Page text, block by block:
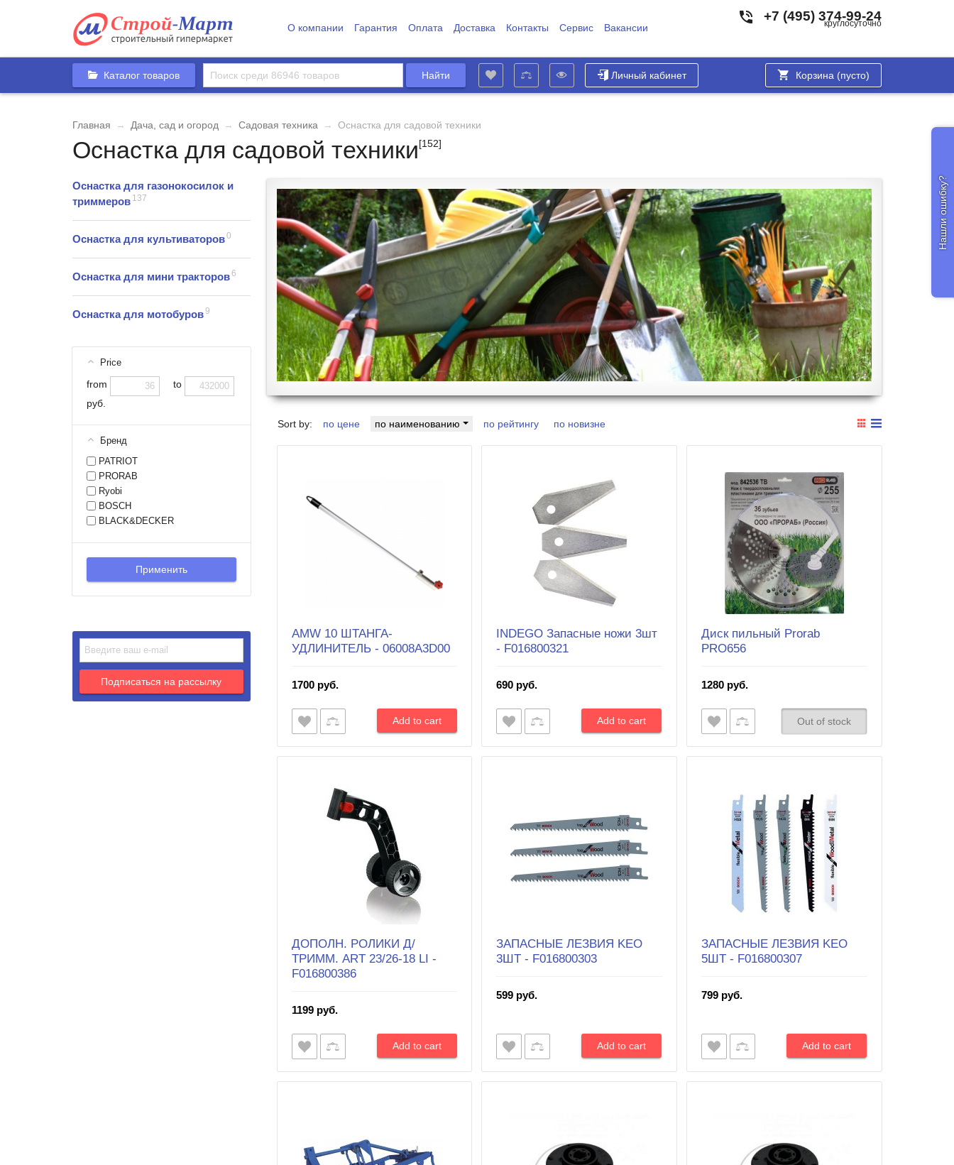
О компании Гарантия Оплата Доставка Контакты Сервис Вакансии
+7 (495) 374-99-24
круглосуточно
Каталог товаров Личный кабинет Корзина (пусто)
Главная → Дача, сад и огород → Садовая техника → Оснастка для садовой техники
Оснастка для садовой техники[152]
Оснастка для газонокосилок и
триммеров 137
Оснастка для культиваторов0
Оснастка для мини тракторов6
Оснастка для мотобуров9
Price
from
to
руб.
Бренд
PATRIOT
PRORAB
Ryobi
BOSCH
BLACK&DECKER
Sort by: по цене по наименованию по рейтингу по новизне
AMW 10 ШТАНГА-
УДЛИНИТЕЛЬ - 06008A3D00
1700 руб.
INDEGO Запасные ножи 3шт
- F016800321
690 руб.
Диск пильный Prorab
PRO656
1280 руб.
Out of stock
ДОПОЛН. РОЛИКИ Д/
ТРИММ. ART 23/26-18 LI -
F016800386
1199 руб.
ЗАПАСНЫЕ ЛЕЗВИЯ KEO
3ШТ - F016800303
599 руб.
ЗАПАСНЫЕ ЛЕЗВИЯ KEO
5ШТ - F016800307
799 руб.
Нашли ошибку?